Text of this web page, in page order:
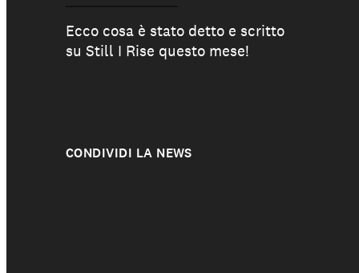
Ecco cosa è stato detto e scritto
su Still I Rise questo mese!
CONDIVIDI LA NEWS